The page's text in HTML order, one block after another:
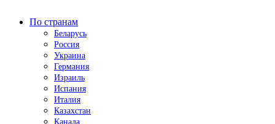
По странам
Беларусь
Россия
Украина
Германия
Израиль
Испания
Италия
Казахстан
Канада